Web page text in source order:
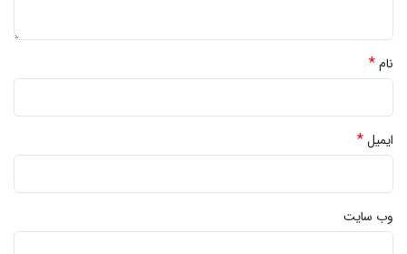
نام*
ایمیل*
وب‌ سایت